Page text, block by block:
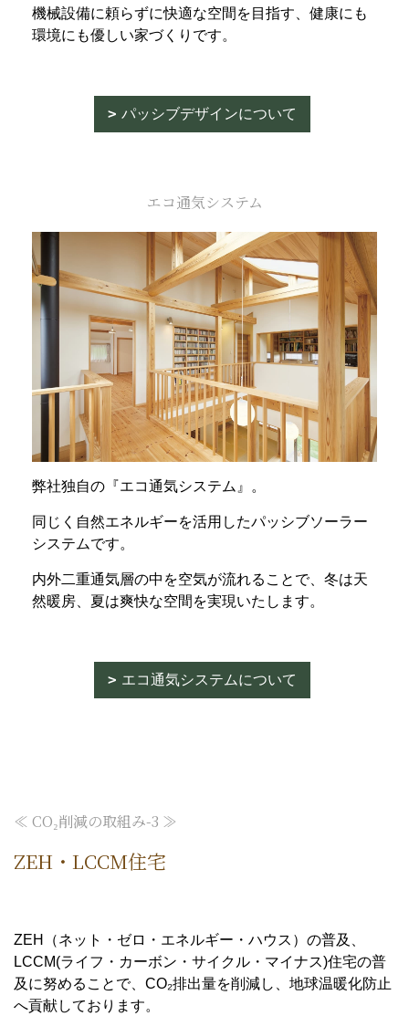
機械設備に頼らずに快適な空間を目指す、健康にも
環境にも優しい家づくりです。
パッシブデザインについて
エコ通気システム
弊社独自の『エコ通気システム』。
同じく自然エネルギーを活用したパッシブソーラー
システムです。
内外二重通気層の中を空気が流れることで、冬は天
然暖房、夏は爽快な空間を実現いたします。
エコ通気システムについて
≪ CO₂削減の取組み-3 ≫
ZEH・LCCM住宅
ZEH（ネット・ゼロ・エネルギー・ハウス）の普及、
LCCM(ライフ・カーボン・サイクル・マイナス)住宅の普
及に努めることで、CO₂排出量を削減し、地球温暖化防止
へ貢献しております。